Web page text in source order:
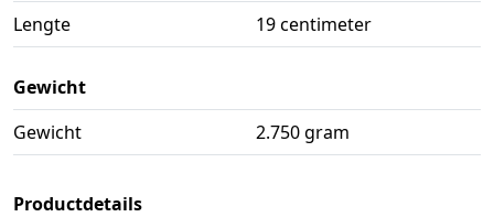
Lengte
19 centimeter
Gewicht
Gewicht
2.750 gram
Productdetails